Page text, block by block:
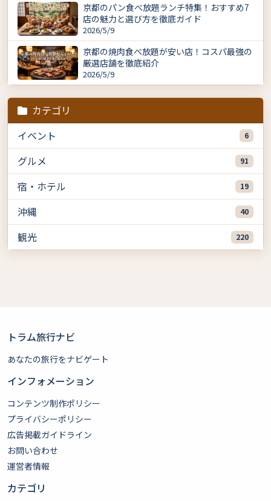
京都のパン食べ放題ランチ特集！おすすめ7
店の魅力と選び方を徹底ガイド
2026/5/9
京都の焼肉食べ放題が安い店！コスパ最強の
厳選店舗を徹底紹介
2026/5/9
カテゴリ
イベント
6
グルメ 91
宿・ホテル 19
沖縄 40
観光 220
トラム旅行ナビ
あなたの旅行をナビゲート
インフォメーション
コンテンツ制作ポリシー
プライバシーポリシー
広告掲載ガイドライン
お問い合わせ
運営者情報
カテゴリ